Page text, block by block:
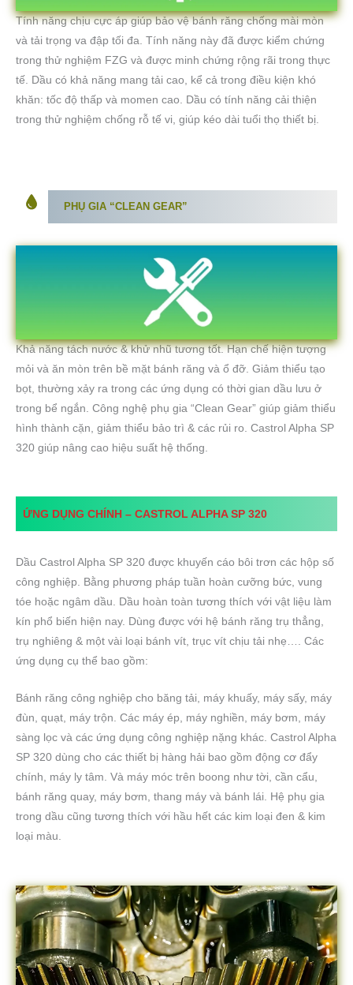
Tính năng chịu cực áp giúp bảo vệ bánh răng chống mài mòn
và tải trọng va đập tối đa. Tính năng này đã được kiểm chứng
trong thử nghiệm FZG và được minh chứng rộng rãi trong thực
tế. Dầu có khả năng mang tải cao, kể cả trong điều kiện khó
khăn: tốc độ thấp và momen cao. Dầu có tính năng cải thiện
trong thử nghiệm chống rỗ tế vi, giúp kéo dài tuổi thọ thiết bị.
PHỤ GIA “CLEAN GEAR”
Khả năng tách nước & khử nhũ tương tốt. Hạn chế hiện tượng
mỏi và ăn mòn trên bề mặt bánh răng và ổ đỡ. Giảm thiểu tạo
bọt, thường xảy ra trong các ứng dụng có thời gian dầu lưu ở
trong bể ngắn. Công nghệ phụ gia “Clean Gear” giúp giảm thiểu
hình thành cặn, giảm thiểu bảo trì & các rủi ro. Castrol Alpha SP
320 giúp nâng cao hiệu suất hệ thống.
ỨNG DỤNG CHÍNH –CASTROL ALPHA SP 320
Dầu Castrol Alpha SP 320 được khuyến cáo bôi trơn các hộp số
công nghiệp. Bằng phương pháp tuần hoàn cưỡng bức, vung
tóe hoặc ngâm dầu. Dầu hoàn toàn tương thích với vật liệu làm
kín phổ biến hiện nay. Dùng được với hệ bánh răng trụ thẳng,
trụ nghiêng & một vài loại bánh vít, trục vít chịu tải nhẹ…. Các
ứng dụng cụ thể bao gồm:
Bánh răng công nghiệp cho băng tải, máy khuấy, máy sấy, máy
đùn, quạt, máy trộn. Các máy ép, máy nghiền, máy bơm, máy
sàng lọc và các ứng dụng công nghiệp nặng khác. Castrol Alpha
SP 320 dùng cho các thiết bị hàng hải bao gồm động cơ đẩy
chính, máy ly tâm. Và máy móc trên boong như tời, cần cẩu,
bánh răng quay, máy bơm, thang máy và bánh lái. Hệ phụ gia
trong dầu cũng tương thích với hầu hết các kim loại đen & kim
loại màu.